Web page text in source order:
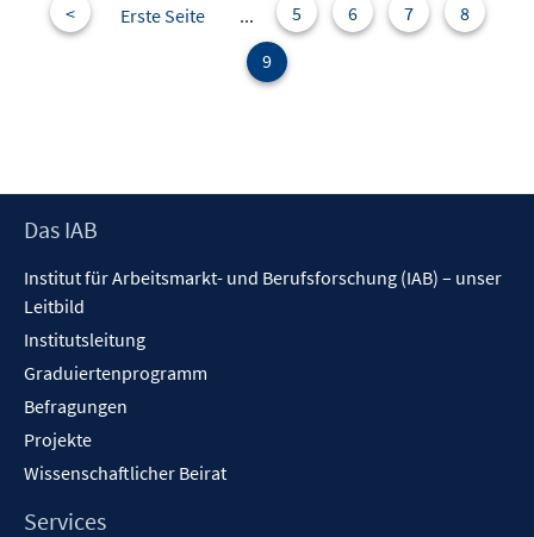
n
< Erste Seite ... 5 6 7
8
9
Footer
Das IAB
Institut für Arbeitsmarkt- und Berufsforschung (IAB) – unser
Leitbild
Institutsleitung
Graduiertenprogramm
Befragungen
Projekte
Wissenschaftlicher Beirat
Services